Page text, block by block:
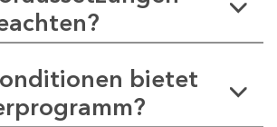
bietet